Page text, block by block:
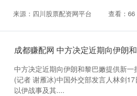
来源：四川股票配资网平台 查看：66
成都赚配网 中方决定近期向伊朗
中方决定近期向伊朗和黎巴嫩提供新
(记者 谢雁冰)中国外交部发言人林剑
以伊战事及其....